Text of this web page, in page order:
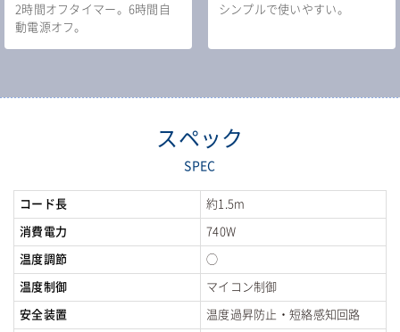
2時間オフタイマー。6時間自
動電源オフ。
シンプルで使いやすい。
スペック
SPEC
コード長 約1.5m
消費電力 740W
温度調節 ◯
温度制御 マイコン制御
安全装置 温度過昇防止・短絡感知回路